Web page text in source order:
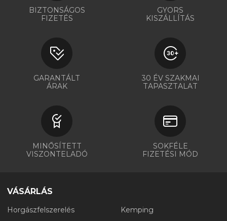
BIZTONSÁGOS
FIZETÉS
GYORS
KISZÁLLÍTÁS
GARANTÁLT
ÁRAK
30 ÉV SZAKMAI
TAPASZTALAT
MINŐSÍTETT
VISZONTELADÓ
SOKFÉLE
FIZETÉSI MÓD
VÁSÁRLÁS
Horgászfelszerelés
Kemping